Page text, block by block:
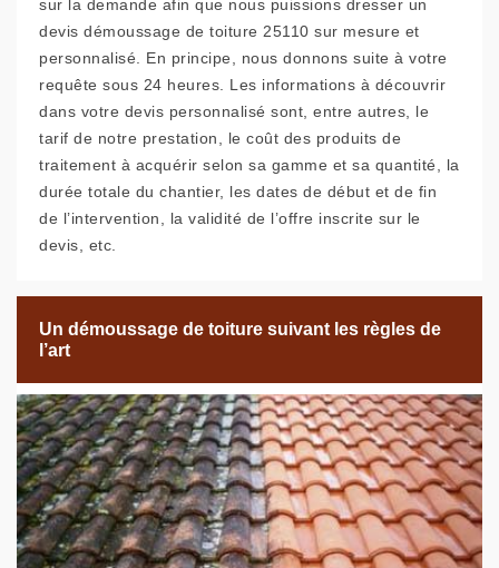
sur la demande afin que nous puissions dresser un
devis démoussage de toiture 25110 sur mesure et
personnalisé. En principe, nous donnons suite à votre
requête sous 24 heures. Les informations à découvrir
dans votre devis personnalisé sont, entre autres, le
tarif de notre prestation, le coût des produits de
traitement à acquérir selon sa gamme et sa quantité, la
durée totale du chantier, les dates de début et de fin
de l’intervention, la validité de l’offre inscrite sur le
devis, etc.
Un démoussage de toiture suivant les règles de
l’art